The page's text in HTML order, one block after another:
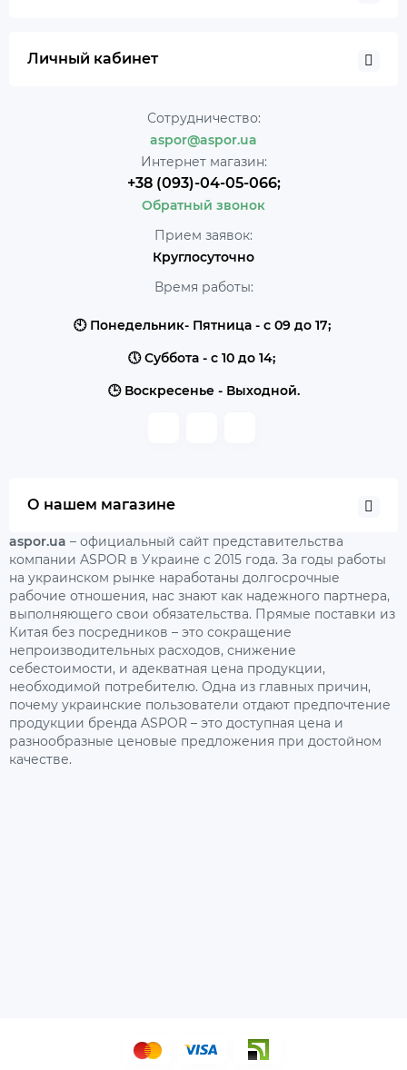
Личный кабинет
Сотрудничество:
aspor@aspor.ua
Интернет магазин:
+38 (093)-04-05-066;
Обратный звонок
Прием заявок:
Круглосуточно
Время работы:
🕙 Понедельник- Пятница - с 09 до 17;
🕔 Суббота - с 10 до 14;
🕒 Воскресенье - Выходной.
О нашем магазине
aspor.ua – официальный сайт представительства
компании ASPOR в Украине с 2015 года. За годы работы
на украинском рынке наработаны долгосрочные
рабочие отношения, нас знают как надежного партнера,
выполняющего свои обязательства. Прямые поставки из
Китая без посредников – это сокращение
непроизводительных расходов, снижение
себестоимости, и адекватная цена продукции,
необходимой потребителю. Одна из главных причин,
почему украинские пользователи отдают предпочтение
продукции бренда ASPOR – это доступная цена и
разнообразные ценовые предложения при достойном
качестве.